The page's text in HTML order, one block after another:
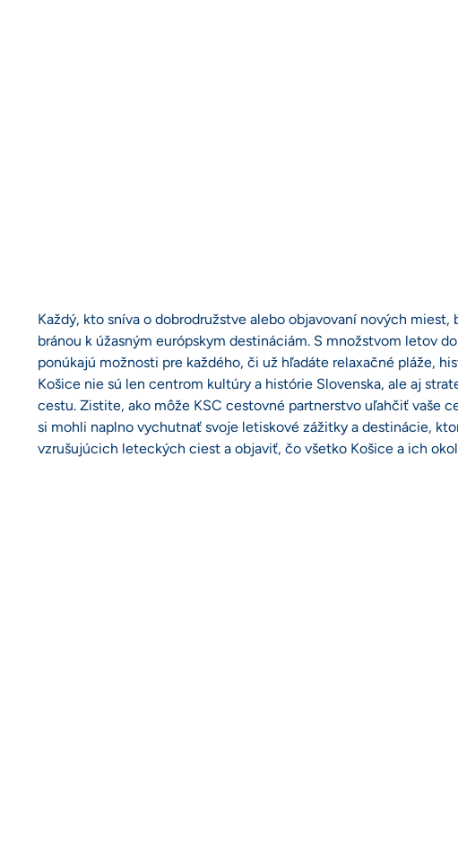
Každý, kto sníva o dobrodružstve alebo objavovaní nových
bránou k úžasným európskym destináciám. S množstvom letov
ponúkajú možnosti pre každého, či už hľadáte relaxačné pláže,
Košice nie sú len centrom kultúry a histórie Slovenska, ale aj
cestu. Zistite, ako môže KSC cestovné partnerstvo uľahčiť vaše
si mohli naplno vychutnať svoje letiskové zážitky a destinácie,
vzrušujúcich leteckých ciest a objaviť, čo všetko Košice a ich